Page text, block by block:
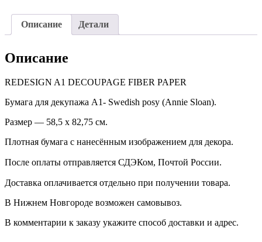
Описание Детали
Описание
REDESIGN A1 DECOUPAGE FIBER PAPER
Бумага для декупажа А1- Swedish posy (Annie Sloan).
Размер — 58,5 х 82,75 см.
Плотная бумага с нанесённым изображением для декора.
После оплаты отправляется СДЭКом, Почтой России. ⠀
Доставка оплачивается отдельно при получении товара. ⠀
В Нижнем Новгороде возможен самовывоз.
В комментарии к заказу укажите способ доставки и адрес.